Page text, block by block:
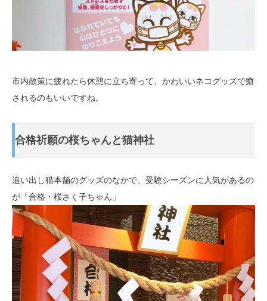
市内散策に疲れたら休憩に立ち寄って、かわいいネコグッズで癒
されるのもいいですね。
合格祈願の桜ちゃんと猫神社
追い出し猫本舗のグッズのなかで、受験シーズンに人気があるの
が「合格・桜さく子ちゃん」